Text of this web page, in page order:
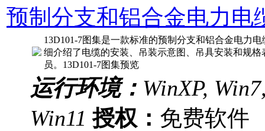
预制分支和铝合金电力电
13D101-7图集是一款标准的预制分支和铝合金电力
细介绍了电缆的安装、吊装示意图、吊具安装和规
员。13D101-7图集预览
运行环境： WinXP,
Win11 授权： 免费软